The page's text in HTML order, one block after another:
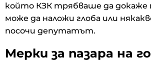
който КЗК трябваше да докаже
може да наложи глоба или
посочи депутатът.
Мерки за пазара на